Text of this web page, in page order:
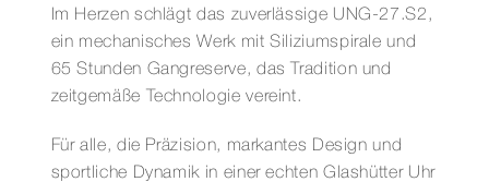
Im Herzen schlägt das zuverlässige UNG‑27.S2,
ein mechanisches Werk mit Siliziumspirale und
65 Stunden Gangreserve, das Tradition und
zeitgemäße Technologie vereint.
Für alle, die Präzision, markantes Design und
sportliche Dynamik in einer echten Glashütter Uhr